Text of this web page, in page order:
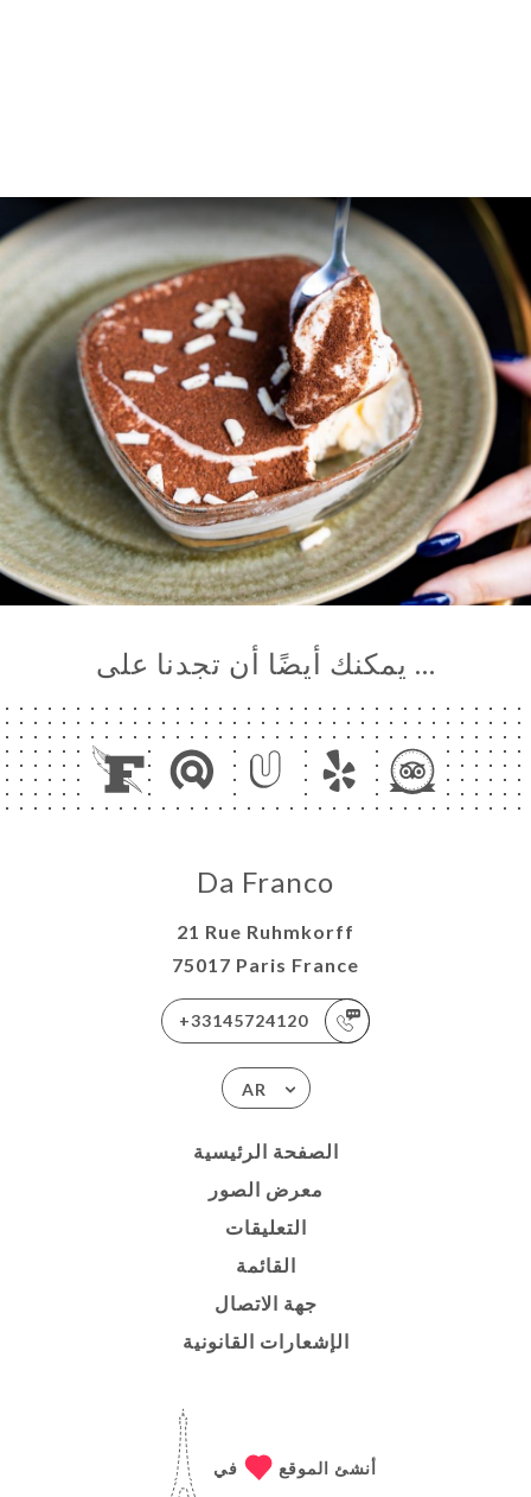
… يمكنك أيضًا أن تجدنا على
Da Franco
21 Rue Ruhmkorff
75017 Paris France
+33145724120
AR
الصفحة الرئيسية
معرض الصور
التعليقات
القائمة
جهة الاتصال
الإشعارات القانونية
أنشئ الموقع في